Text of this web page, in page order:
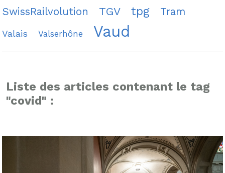
SwissRailvolution TGV tpg Tram
Valais Valserhône Vaud
Liste des articles contenant le tag
"covid" :